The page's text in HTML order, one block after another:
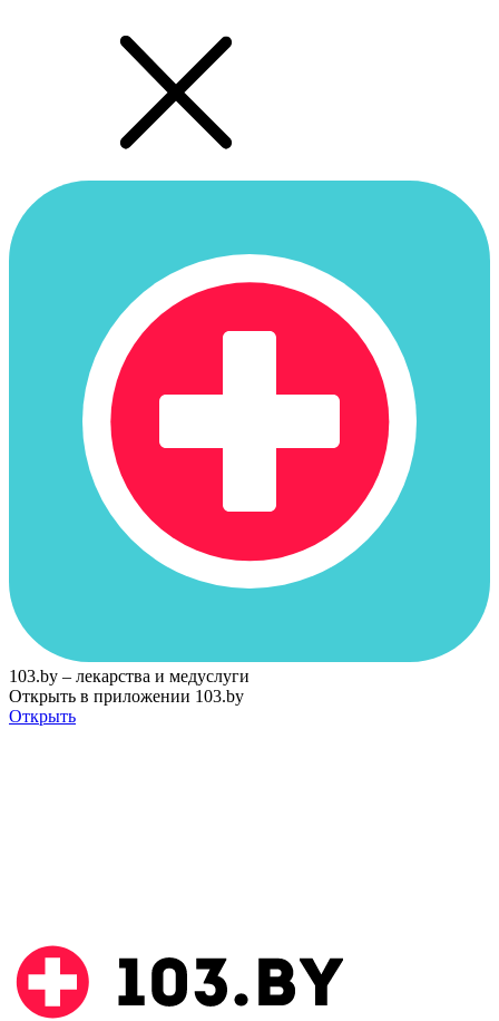
103.by – лекарства и медуслуги
Открыть в приложении 103.by
Открыть